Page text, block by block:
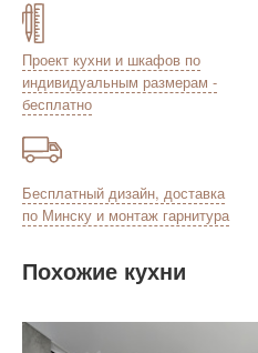
Проект кухни и шкафов по
индивидуальным размерам -
бесплатно
Бесплатный дизайн, доставка
по Минску и монтаж гарнитура
Похожие кухни